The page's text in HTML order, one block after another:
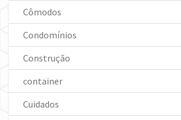
Cômodos
Condomínios
Construção
container
Cuidados